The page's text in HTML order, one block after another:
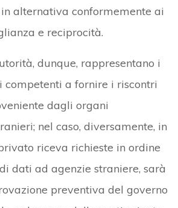
alternativa conformemente ai
e reciprocità.
dunque, rappresentano i
a fornire i riscontri
dagli organi
nel caso, diversamente, in
riceva richieste in ordine
dati ad agenzie straniere, sarà
preventiva del governo